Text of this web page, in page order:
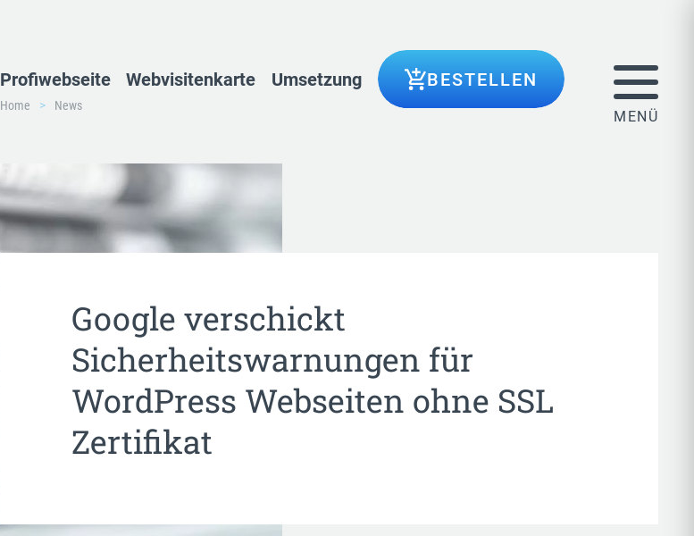
Profiwebseite Webvisitenkarte Umsetzung BESTELLEN
Home News
Google verschickt
Sicherheitswarnungen für
WordPress Webseiten ohne SSL
Zertifikat